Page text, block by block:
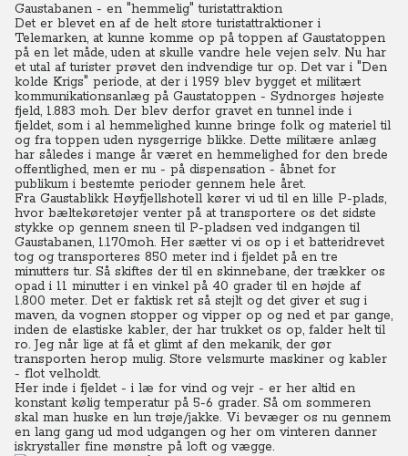
Gaustabanen - en "hemmelig" turistattraktion
Det er blevet en af de helt store turistattraktioner i
Telemarken, at kunne komme op på toppen af Gaustatoppen
på en let måde, uden at skulle vandre hele vejen selv. Nu har
et utal af turister prøvet den indvendige tur op. Det var i "Den
kolde Krigs" periode, at der i 1959 blev bygget et militært
kommunikationsanlæg på Gaustatoppen - Sydnorges højeste
fjeld, 1.883 moh. Der blev derfor gravet en tunnel inde i
fjeldet, som i al hemmelighed kunne bringe folk og materiel til
og fra toppen uden nysgerrige blikke. Dette militære anlæg
har således i mange år været en hemmelighed for den brede
offentlighed, men er nu - på dispensation - åbnet for
publikum i bestemte perioder gennem hele året.
Fra Gaustablikk Høyfjellshotell kører vi ud til en lille P-plads,
hvor bæltekøretøjer venter på at transportere os det sidste
stykke op gennem sneen til P-pladsen ved indgangen til
Gaustabanen, 1.170moh. Her sætter vi os op i et batteridrevet
tog og transporteres 850 meter ind i fjeldet på en tre
minutters tur. Så skiftes der til en skinnebane, der trækker os
opad i 11 minutter i en vinkel på 40 grader til en højde af
1.800 meter. Det er faktisk ret så stejlt og det giver et sug i
maven, da vognen stopper og vipper op og ned et par gange,
inden de elastiske kabler, der har trukket os op, falder helt til
ro. Jeg når lige at få et glimt af den mekanik, der gør
transporten herop mulig. Store velsmurte maskiner og kabler
- flot velholdt.
Her inde i fjeldet - i læ for vind og vejr - er her altid en
konstant kølig temperatur på 5-6 grader. Så om sommeren
skal man huske en lun trøje/jakke. Vi bevæger os nu gennem
en lang gang ud mod udgangen og her om vinteren danner
iskrystaller fine mønstre på loft og vægge.